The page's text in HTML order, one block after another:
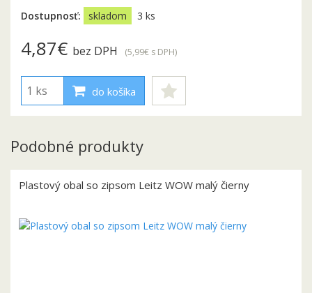
Dostupnosť:
skladom 3 ks
4,87€ bez DPH (5,99€ s DPH)
do košíka
Podobné produkty
Plastový obal so zipsom Leitz WOW malý čierny